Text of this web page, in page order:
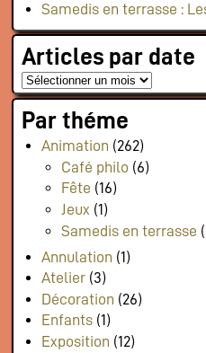
Samedis en terrasse :
Articles par date
Par théme
Animation (262)
Café philo (6)
Fête (16)
Jeux (1)
Samedis en terrasse
Annulation (1)
Atelier(3)
Décoration (26)
Enfants(1)
Exposition (12)